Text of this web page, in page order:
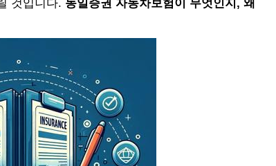
것입니다. 동일증권 자동차보험이 무엇인지, 왜